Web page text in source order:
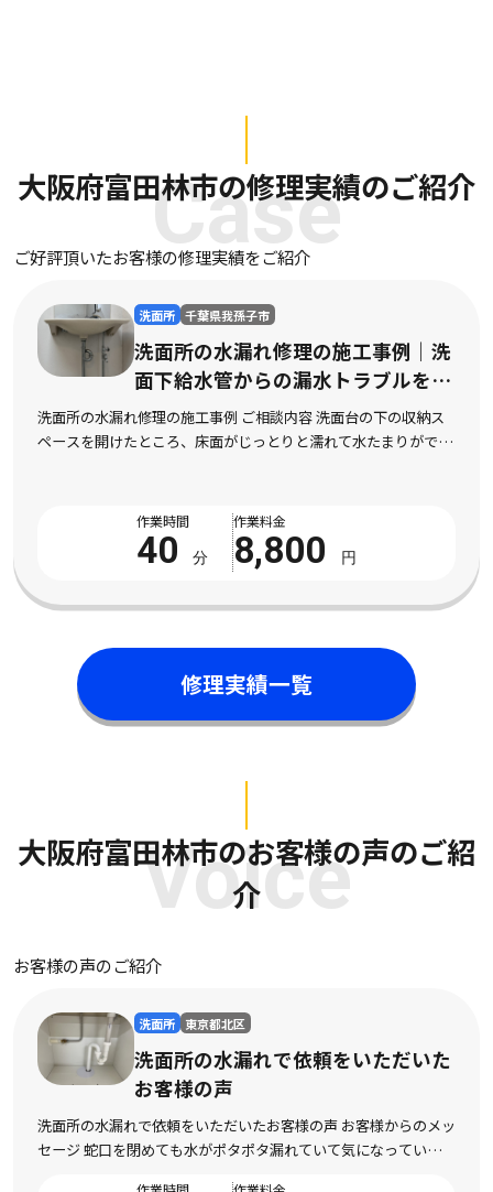
Case
大阪府富田林市の修理実績のご紹介
ご好評頂いたお客様の修理実績をご紹介
洗面所 茨城県石岡市
洗面所のつまり修理の施工事例｜洗
面配管の頑固なつまりを迅速に解消
洗面所のつまり修理の施工事例 ご相談内容 洗面台の排水口から
水がほとんど流れなくなり、不快な臭いも上がってくるようにな
作業時間
50 分
作業料金
8,800 円
修理実績一覧
Voice
大阪府富田林市のお客様の声のご紹
介
お客様の声のご紹介
洗面所 広島県三原市
洗面所の水漏れで依頼をいただいた
お客様の声
洗面所の水漏れで依頼をいただいたお客様の声 お客様からのメッ
セージ 洗面所を使用するたびに水漏れしてしまい、不安になって